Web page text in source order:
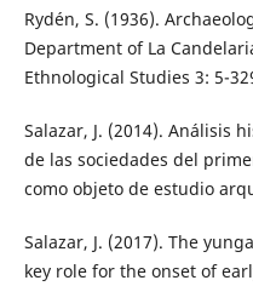
Rydén, S. (1936).
Department of La
Ethnological Studies 3: 5-
Salazar, J. (2014). Análisis
de las sociedades del
como objeto de estudio
Salazar, J. (2017). The
key role for the onset of